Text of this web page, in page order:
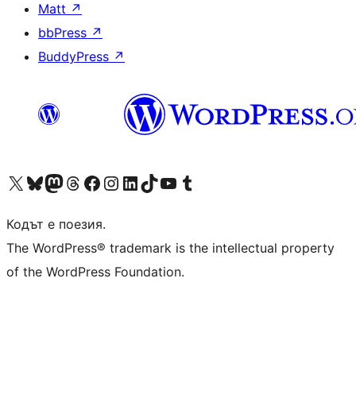
Matt ↗
bbPress ↗
BuddyPress ↗
Visit our X (formerly Twitter) account
Visit our Bluesky account
Visit our Mastodon account
Visit our Threads account
Посетете нашата страница във Facebook
Посетете нашия профил в Instagram
Посетете нашия профил в LinkedIn
Visit our TikTok account
Visit our YouTube channel
Visit our Tumblr account
Кодът е поезия.
The WordPress® trademark is the intellectual property
of the WordPress Foundation.